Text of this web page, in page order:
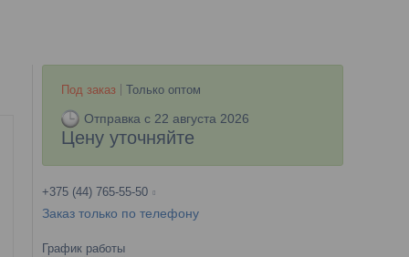
Под заказ Только оптом
Отправка с 22 августа 2026
Цену уточняйте
+375 (44) 765-55-50
Заказ только по телефону
График работы